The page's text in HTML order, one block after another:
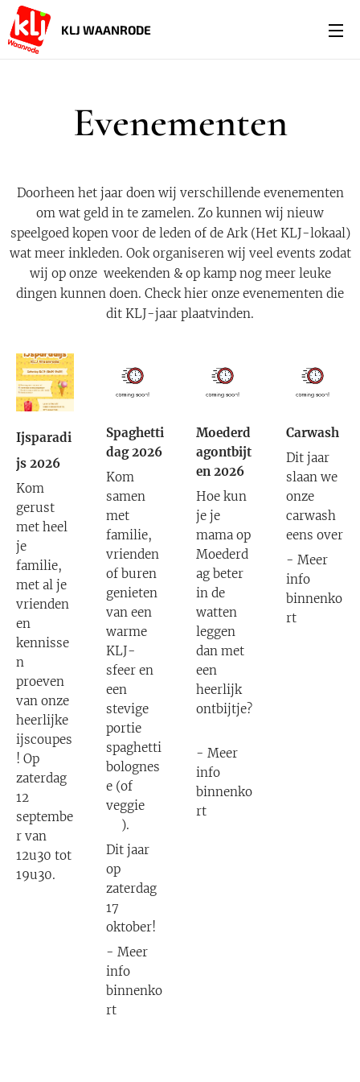
KLJ WAANRODE
Evenementen
Doorheen het jaar doen wij verschillende evenementen
om wat geld in te zamelen. Zo kunnen wij nieuw
speelgoed kopen voor de leden of de Ark (Het KLJ-lokaal)
wat meer inkleden. Ook organiseren wij veel events zodat
wij op onze weekenden & op kamp nog meer leuke
dingen kunnen doen. Check hier onze evenementen die
dit KLJ-jaar plaatvinden.
Ijsparadi
js 2026
Kom
gerust
met heel
je
familie,
met al je
vrienden
en
kennisse
n
proeven
van onze
heerlijke
ijscoupes
! Op
zaterdag
12
septembe
r van
12u30 tot
19u30.
Spaghetti
dag 2026
Kom
samen
met
familie,
vrienden
of buren
genieten
van een
warme
KLJ-
sfeer en
een
stevige
portie
spaghetti
bolognes
e (of
veggie
😋).
Dit jaar
op
zaterdag
17
oktober!
- Meer
info
binnenko
rt
Moederd
agontbijt
en 2026
Hoe kun
je je
mama op
Moederd
ag beter
in de
watten
leggen
dan met
een
heerlijk
ontbijtje?
- Meer
info
binnenko
rt
Carwash
Dit jaar
slaan we
onze
carwash
eens over
- Meer
info
binnenko
rt